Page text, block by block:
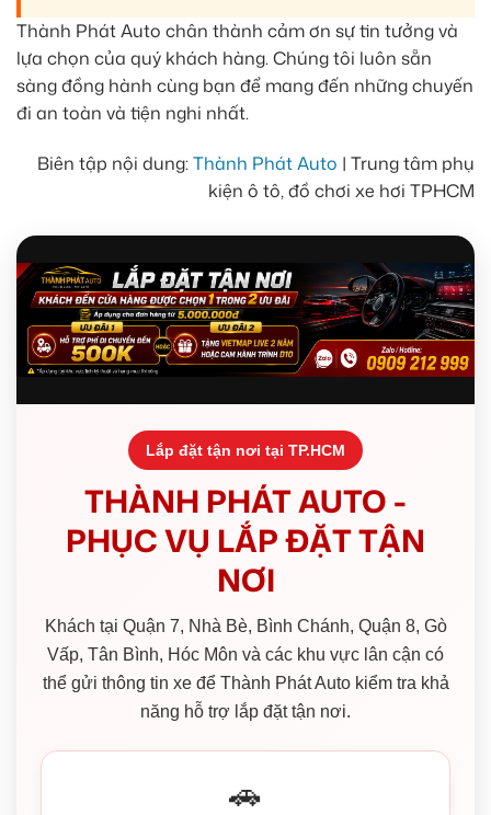
Thành Phát Auto chân thành cảm ơn sự tin tưởng và
lựa chọn của quý khách hàng. Chúng tôi luôn sẵn
sàng đồng hành cùng bạn để mang đến những chuyến
đi an toàn và tiện nghi nhất.
Biên tập nội dung:Thành Phát Auto | Trung tâm phụ
kiện ô tô, đồ chơi xe hơi TPHCM
Lắp đặt tận nơi tại TP.HCM
THÀNH PHÁT AUTO -
PHỤC VỤ LẮP ĐẶT TẬN
NƠI
Khách tại Quận 7, Nhà Bè, Bình Chánh, Quận 8, Gò
Vấp, Tân Bình, Hóc Môn và các khu vực lân cận có
thể gửi thông tin xe để Thành Phát Auto kiểm tra khả
năng hỗ trợ lắp đặt tận nơi.
🚗